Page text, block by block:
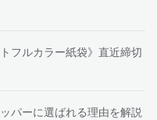
フルカラー紙袋》直近締切
パーに選ばれる理由を解説